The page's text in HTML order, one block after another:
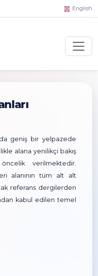
English
geniş bir yelpazede
alana yenilikçi bakış
verilmektedir.
alanının tüm alt alt
referans dergilerden
kabul edilen temel